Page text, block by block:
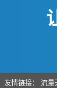
友情链接： 流量